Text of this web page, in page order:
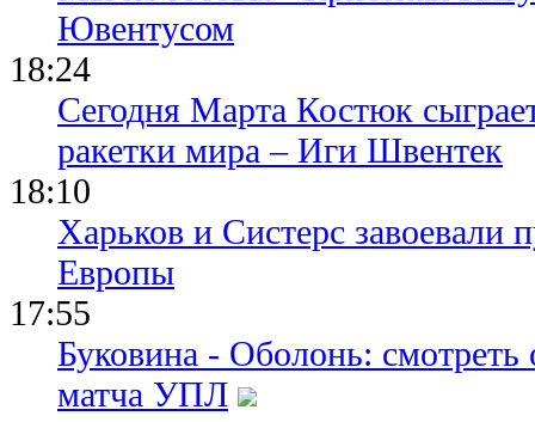
Ювентусом
18:24
Сегодня Марта Костюк
ракетки мира – Иги Швентек
18:10
Харьков и Систерс завоевали
Европы
17:55
Буковина - Оболонь:
матча УПЛ